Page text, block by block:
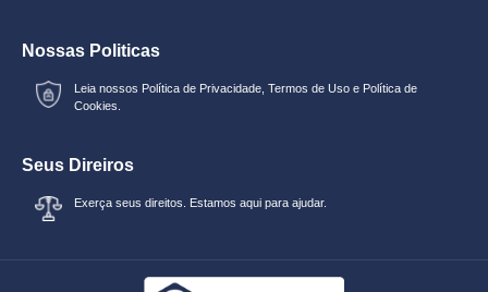
Nossas Politicas
Leia nossos Política de Privacidade ,Termos de Uso e Política de
Cookies.
Seus Direiros
Exerça seus direitos. Estamos aqui para ajudar.